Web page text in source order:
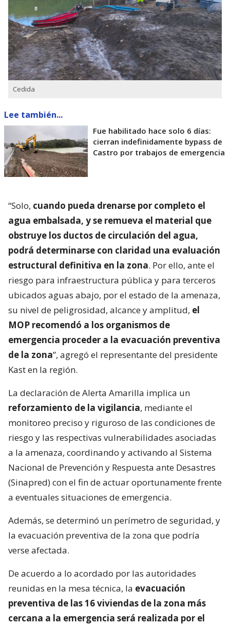
Cedida
Lee también...
Fue habilitado hace solo 6 días:
cierran indefinidamente bypass de
Castro por trabajos de emergencia
“Solo, cuando pueda drenarse por completo el
agua embalsada, y se remueva el material que
obstruye los ductos de circulación del agua,
podrá determinarse con claridad una evaluación
estructural definitiva en la zona. Por ello, ante el
riesgo para infraestructura pública y para terceros
ubicados aguas abajo, por el estado de la amenaza,
su nivel de peligrosidad, alcance y amplitud, el
MOP recomendó a los organismos de
emergencia proceder a la evacuación preventiva
de la zona”, agregó el representante del presidente
Kast en la región.
La declaración de Alerta Amarilla implica un
reforzamiento de la vigilancia, mediante el
monitoreo preciso y riguroso de las condiciones de
riesgo y las respectivas vulnerabilidades asociadas
a la amenaza, coordinando y activando al Sistema
Nacional de Prevención y Respuesta ante Desastres
(Sinapred) con el fin de actuar oportunamente frente
a eventuales situaciones de emergencia.
Además, se determinó un perímetro de seguridad, y
la evacuación preventiva de la zona que podría
verse afectada.
De acuerdo a lo acordado por las autoridades
reunidas en la mesa técnica, la evacuación
preventiva de las 16 viviendas de la zona más
cercana a la emergencia será realizada por el